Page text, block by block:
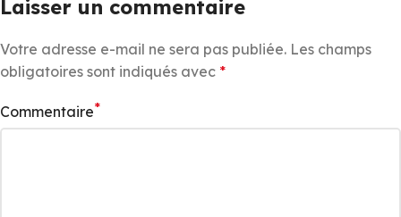
Laisser un commentaire
Votre adresse e-mail ne sera pas publiée. Les champs
obligatoires sont indiqués avec *
Commentaire*